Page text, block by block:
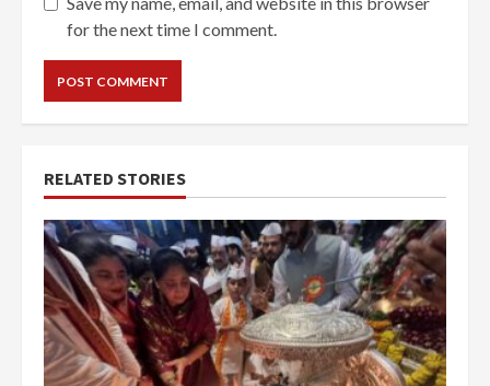
for the next time I comment.
RELATED STORIES